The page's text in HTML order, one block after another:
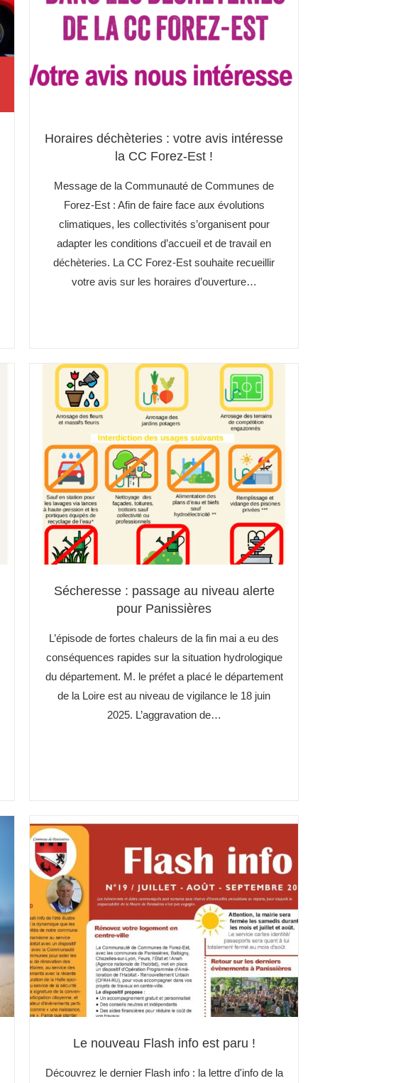
Horaires déchèteries : votre avis intéresse
la CC Forez-Est !
Message de la Communauté de Communes de
Forez-Est : Afin de faire face aux évolutions
climatiques, les collectivités s’organisent pour
adapter les conditions d’accueil et de travail en
déchèteries. La CC Forez-Est souhaite recueillir
votre avis sur les horaires d’ouverture…
Sécheresse : passage au niveau alerte
pour Panissières
L’épisode de fortes chaleurs de la fin mai a eu des
conséquences rapides sur la situation hydrologique
du département. M. le préfet a placé le département
de la Loire est au niveau de vigilance le 18 juin
2025. L’aggravation de…
Le nouveau Flash info est paru !
Découvrez le dernier Flash info : la lettre d'info de la